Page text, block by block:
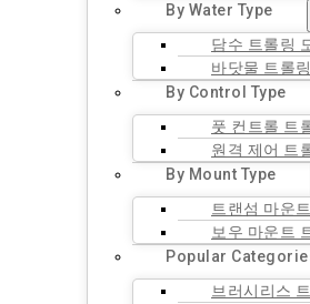
By Water Type
담수 트롤링
바닷물 트롤
By Control Type
풋 컨트롤 트
원격 제어 트
By Mount Type
트랜섬 마운
보우 마운트
Popular
브러시리스